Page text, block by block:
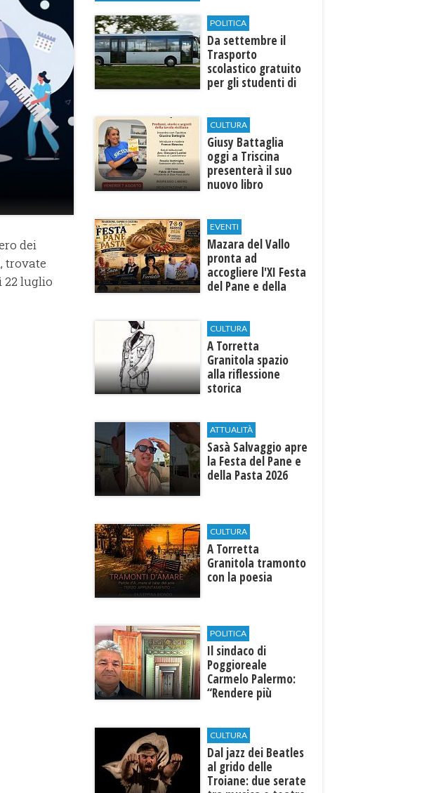
dei
trovate
22 luglio
POLITICA
Da settembre il
Trasporto
scolastico gratuito
per gli studenti di
CULTURA
Giusy Battaglia
oggi a Triscina
presenterà il suo
nuovo libro
EVENTI
Mazara del Vallo
pronta ad
accogliere l'XI Festa
del Pane e della
CULTURA
​A Torretta
Granitola spazio
alla riflessione
storica
ATTUALITÀ
Sasà Salvaggio apre
la Festa del Pane e
della Pasta 2026
CULTURA
​A Torretta
Granitola tramonto
con la poesia
POLITICA
Il sindaco di
Poggioreale
Carmelo Palermo:
“Rendere più
Castelvetrano."
CULTURA
Dal jazz dei Beatles
al grido delle
Troiane: due serate